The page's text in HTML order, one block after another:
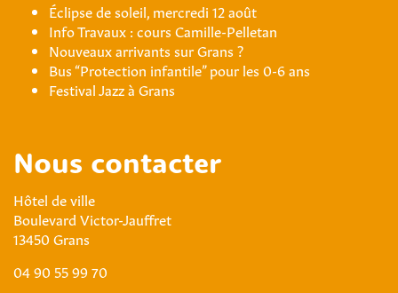
Éclipse de soleil, mercredi 12 août
Info Travaux : cours Camille-Pelletan
Nouveaux arrivants sur Grans ?
Bus “Protection infantile” pour les 0-6 ans
Festival Jazz à Grans
Nous contacter
Hôtel de ville
Boulevard Victor-Jauffret
13450 Grans
04 90 55 99 70